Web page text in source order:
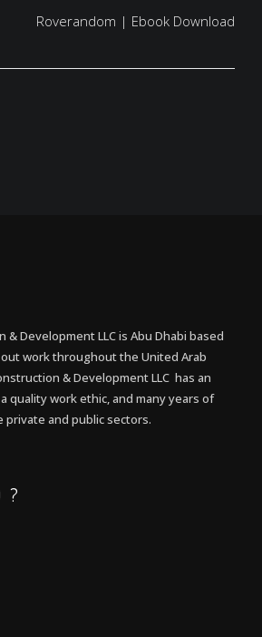
Roverandom | Ebook Download
& Development LLC is Abu Dhabi based
work throughout the United Arab
& Development LLC has an
quality work ethic, and many years of
and public sectors.
?